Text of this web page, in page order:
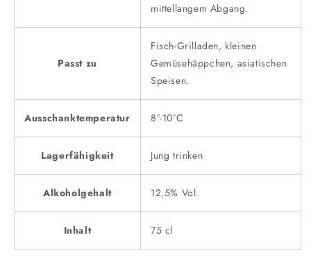
mittellangem Abgang.
Passt zu
Fisch-Grilladen, kleinen
Gemüsehäppchen, asiatischen
Speisen.
Ausschanktemperatur 8°-10°C
Lagerfähigkeit Jung trinken
Alkoholgehalt 12,5% Vol.
Inhalt 75 cl